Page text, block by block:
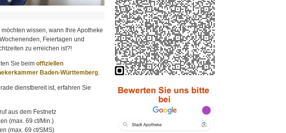
möchten wissen, wann Ihre Apotheke
Feiertagen und
zu erreichen ist?!
Sie beim offiziellen
Baden-Württemberg
dienstbereit ist, erfahren Sie
aus dem Festnetz
(max. 69 ct/Min.)
(max. 69 ct/SMS)